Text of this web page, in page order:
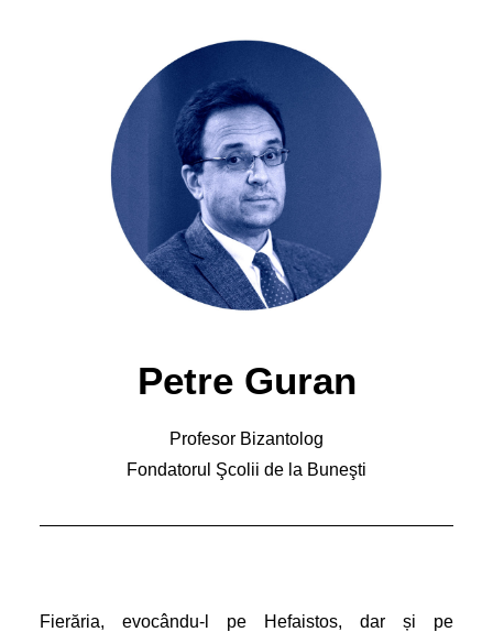
Petre Guran
Profesor Bizantolog
Fondatorul Şcolii de la Buneşti
Fierăria, evocându-l pe Hefaistos, dar și pe